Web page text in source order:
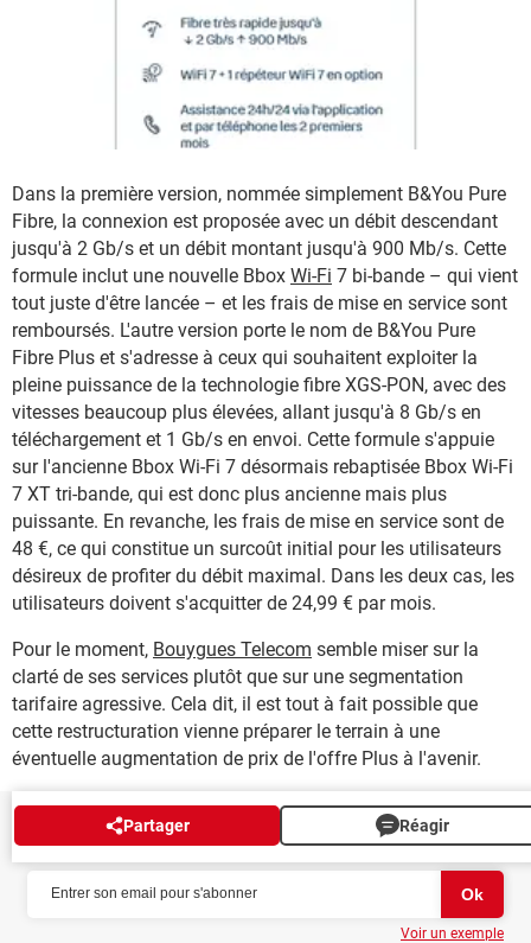
Dans la première version, nommée simplement B&You Pure
Fibre, la connexion est proposée avec un débit descendant
jusqu'à 2 Gb/s et un débit montant jusqu'à 900 Mb/s. Cette
formule inclut une nouvelle Bbox Wi-Fi 7 bi-bande – qui vient
tout juste d'être lancée – et les frais de mise en service sont
remboursés. L'autre version porte le nom de B&You Pure
Fibre Plus et s'adresse à ceux qui souhaitent exploiter la
pleine puissance de la technologie fibre XGS-PON, avec des
vitesses beaucoup plus élevées, allant jusqu'à 8 Gb/s en
téléchargement et 1 Gb/s en envoi. Cette formule s'appuie
sur l'ancienne Bbox Wi-Fi 7 désormais rebaptisée Bbox Wi-Fi
7 XT tri-bande, qui est donc plus ancienne mais plus
puissante. En revanche, les frais de mise en service sont de
48 €, ce qui constitue un surcoût initial pour les utilisateurs
désireux de profiter du débit maximal. Dans les deux cas, les
utilisateurs doivent s'acquitter de 24,99 € par mois.
Pour le moment, Bouygues Telecom semble miser sur la
clarté de ses services plutôt que sur une segmentation
tarifaire agressive. Cela dit, il est tout à fait possible que
cette restructuration vienne préparer le terrain à une
éventuelle augmentation de prix de l'offre Plus à l'avenir.
Partager Réagir
NEWSLETTER
Voir un exemple